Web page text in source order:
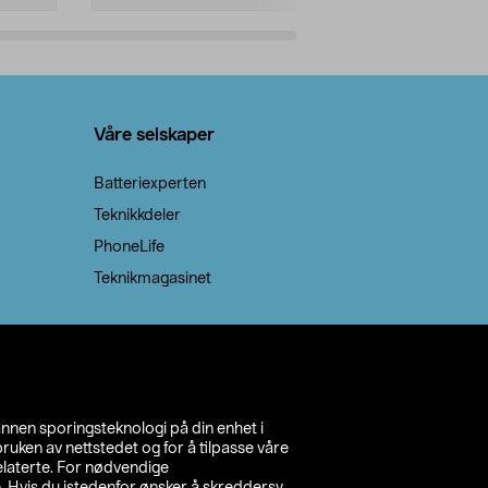
sporingsteknologi på din enhet i
av nettstedet og for å tilpasse våre
For nødvendige
Våre selskaper
Batteriexperten
Teknikkdeler
PhoneLife
Teknikmagasinet